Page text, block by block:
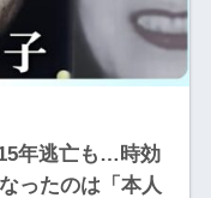
年逃亡も…時効
ったのは「本人